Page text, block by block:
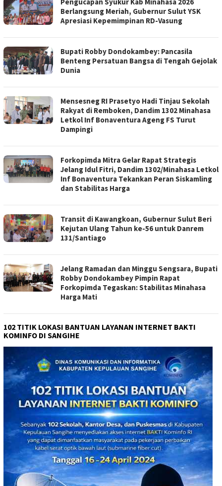
Pengucapan Syukur Kab Minahasa 2026
Berlangsung Meriah, Gubernur Sulut YSK
Apresiasi Kepemimpinan RD-Vasung
Bupati Robby Dondokambey: Pancasila
Benteng Persatuan Bangsa di Tengah Gejolak
Dunia
Mensesneg RI Prasetyo Hadi Tinjau Sekolah
Rakyat di Remboken, Dandim 1302 Minahasa
Letkol Inf Bonaventura Ageng FS Turut
Dampingi
Forkopimda Mitra Gelar Rapat Strategis
Jelang Idul Fitri, Dandim 1302/Minahasa Letkol
Inf Bonaventura Tekankan Peran Siskamling
dan Stabilitas Harga
Transit di Kawangkoan, Gubernur Sulut Beri
Kejutan Ulang Tahun ke-56 untuk Danrem
131/Santiago
Jelang Ramadan dan Minggu Sengsara, Bupati
Robby Dondokambey Pimpin Rapat
Forkopimda Tegaskan: Stabilitas Minahasa
Harga Mati
102 TITIK LOKASI BANTUAN LAYANAN INTERNET BAKTI
KOMINFO DI SANGIHE